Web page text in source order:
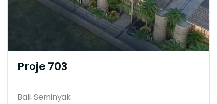
Proje 703
Bali, Seminyak